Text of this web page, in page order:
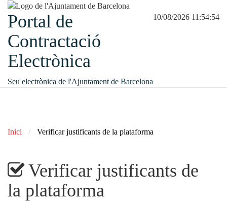
10/08/2026 11:54:54
Portal de
Contractació
Electrònica
Seu electrònica de l'Ajuntament de Barcelona
Inici Verificar justificants de la plataforma
Verificar justificants de
la plataforma